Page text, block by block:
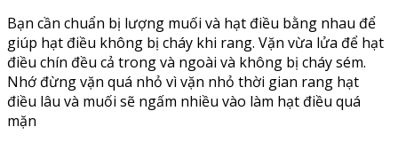
Bạn cần chuẩn bị lượng muối và hạt điều bằng nhau để
giúp hạt điều không bị cháy khi rang. Vặn vừa lửa để hạt
điều chín đều cả trong và ngoài và không bị cháy sém.
Nhớ đừng vặn quá nhỏ vì vặn nhỏ thời gian rang hạt
điều lâu và muối sẽ ngấm nhiều vào làm hạt điều quá
mặn